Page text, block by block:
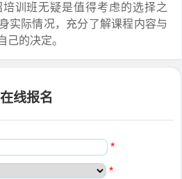
训班无疑是值得考虑的选择之
实际情况，充分了解课程内容与
己的决定。
在线报名
*
*